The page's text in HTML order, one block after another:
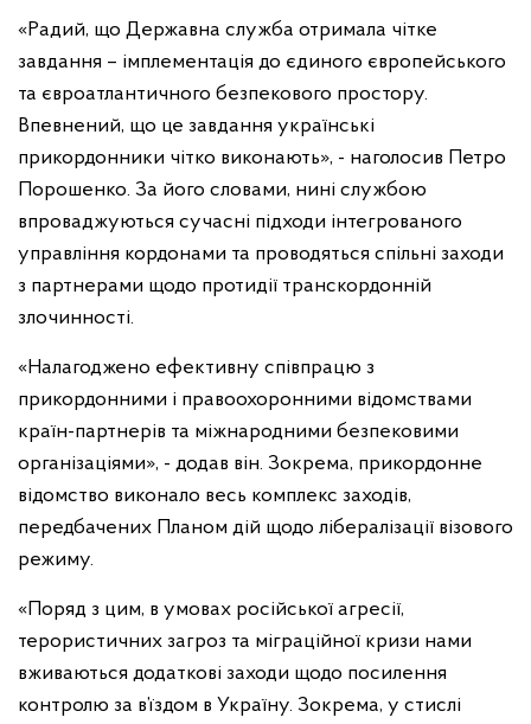
«Радий, що Державна служба отримала чітке
завдання – імплементація до єдиного європейського
та євроатлантичного безпекового простору.
Впевнений, що це завдання українські
прикордонники чітко виконають», - наголосив Петро
Порошенко. За його словами, нині службою
впроваджуються сучасні підходи інтегрованого
управління кордонами та проводяться спільні заходи
з партнерами щодо протидії транскордонній
злочинності.
«Налагоджено ефективну співпрацю з
прикордонними і правоохоронними відомствами
країн-партнерів та міжнародними безпековими
організаціями», - додав він. Зокрема, прикордонне
відомство виконало весь комплекс заходів,
передбачених Планом дій щодо лібералізації візового
режиму.
«Поряд з цим, в умовах російської агресії,
терористичних загроз та міграційної кризи нами
вживаються додаткові заходи щодо посилення
контролю за в’їздом в Україну. Зокрема, у стислі